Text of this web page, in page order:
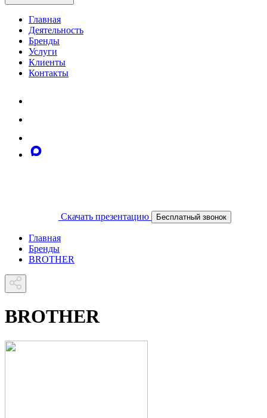
Главная
Деятельность
Бренды
Услуги
Клиенты
Контакты
Скачать презентацию Бесплатный звонок
Главная
Бренды
BROTHER
BROTHER